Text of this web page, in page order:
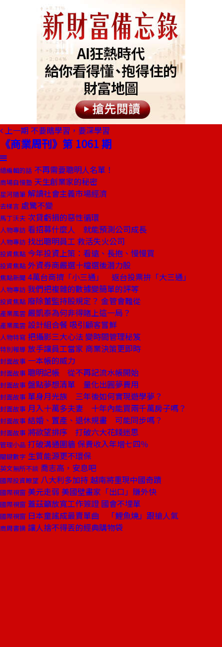
上一期 不要瞎學習，要深學習
《商業周刊》第 1061 期
總編輯的話 不再需要聰明人名單！
商場自慢塾 天生創業家的秘密
星河隨筆 解讀社會主義市場經濟
去梯言 處驚不變
馬丁沃夫 次貸虧損的惡性循環
人物專訪 看招募什麼人 就能預測公司成長
人物專訪 找出聰明員工 救活失火公司
投資焦點 今年投資上策：看遠、長抱、慢慢買
投資焦點 外資券商嚴選十檔選後潛力股
焦點新聞 4萬台商擠「小三通」 返台投票拚「大三通」
人物專訪 我們把複雜的數據變簡單的評等
投資焦點 廢除董監持股規定？ 金管會難從
產業風雲 嚴凱泰為何非得賭上這一局？
產業風雲 設計組合餐 吸引顧客嘗鮮
人物特寫 把攝影三大心法 變時間管理秘笈
特別報導 放手讓員工當家 商業決策更即時
封面故事 一本帳的威力
封面故事 聰明記帳 從不再記流水帳開始
封面故事 盤點夢想清單 量化出圓夢費用
封面故事 單身月光族 三年後如何實現遊學夢？
封面故事 月入十萬多夫妻 十年內能買兩千萬房子嗎？
封面故事 結婚、置產、退休規畫 可能同步嗎？
封面故事 將欲望排序 打破六大花錢迷思
管理小品 打破溝通圍牆 保費收入年增七四％
關鍵數字 生質能源更不環保
英文無所不談 喬志高，安息吧
國際投資瞭望 八大利多加持 越南將重現中國奇蹟
國際視窗 美元走弱 美國壁畫家「出口」賺外快
國際視窗 蓋茲籲放寬工作簽證 國會不埋單
國際視窗 日本童謠成最賣單曲 「鯉魚燒」跟搶人氣
商周書摘 讓人捨不得丟的經典購物袋